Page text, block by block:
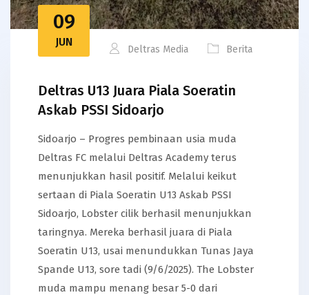
09
JUN
Deltras Media Berita
Deltras U13 Juara Piala Soeratin
Askab PSSI Sidoarjo
Sidoarjo – Progres pembinaan usia muda
Deltras FC melalui Deltras Academy terus
menunjukkan hasil positif. Melalui keikut
sertaan di Piala Soeratin U13 Askab PSSI
Sidoarjo, Lobster cilik berhasil menunjukkan
taringnya. Mereka berhasil juara di Piala
Soeratin U13, usai menundukkan Tunas Jaya
Spande U13, sore tadi (9/6/2025). The Lobster
muda mampu menang besar 5-0 dari